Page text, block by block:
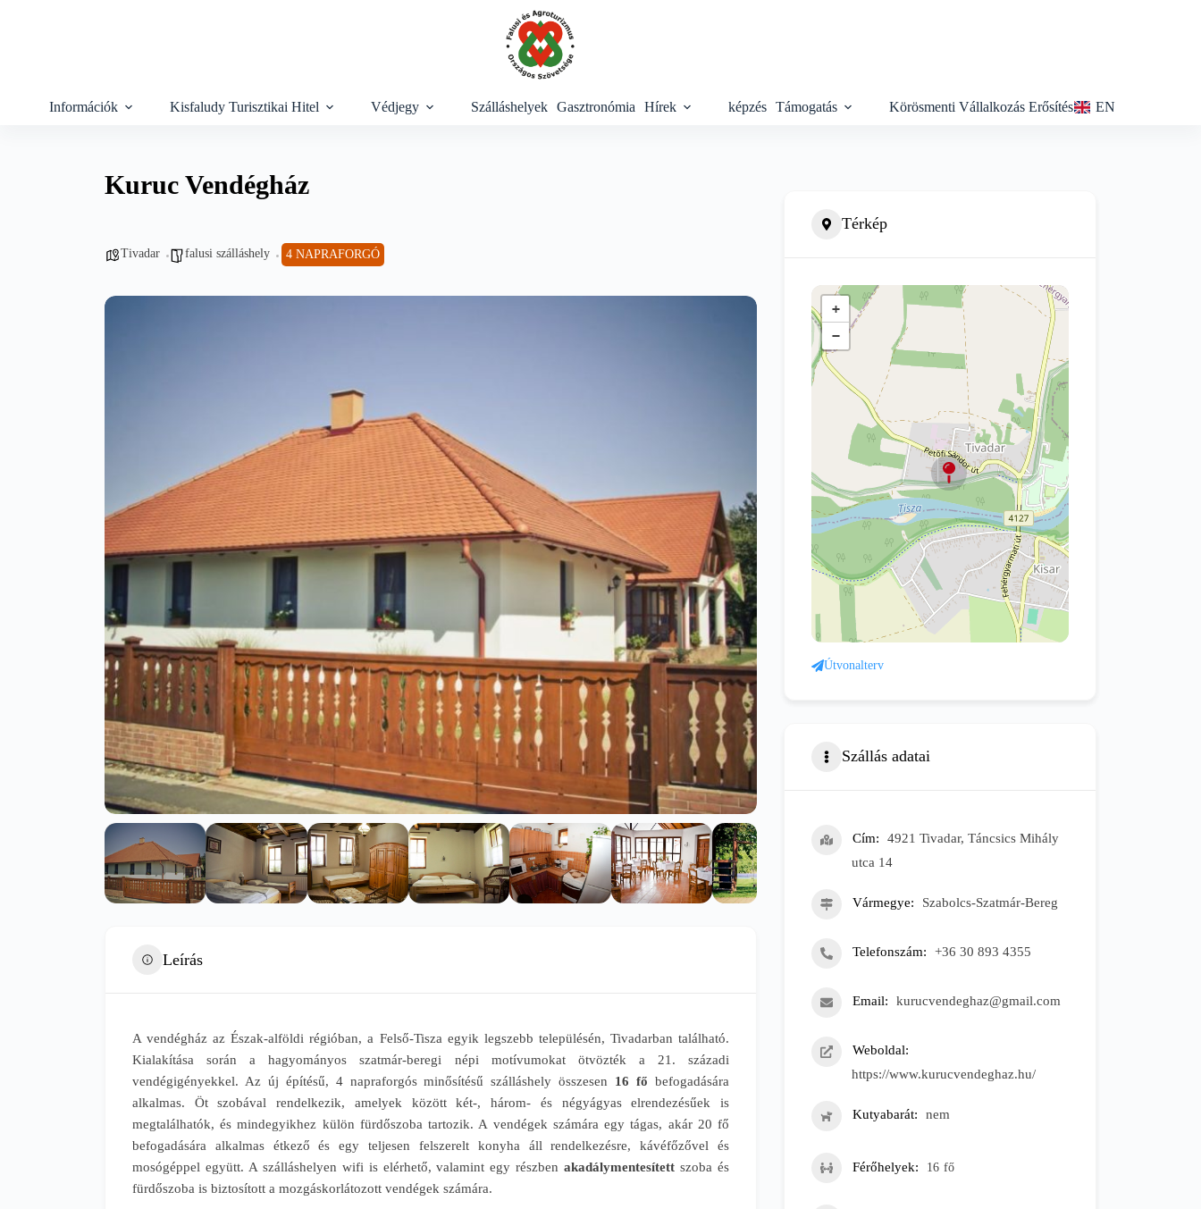
Információk Kisfaludy Turisztikai Hitel Védjegy Szálláshelyek Gasztronómia Hírek képzés Támogatás Körösmenti Vállalkozás Erősítés EN
Kuruc Vendégház
Tivadar falusi szálláshely 4 NAPRAFORGÓ
Leírás
A vendégház az Észak-alföldi régióban, a Felső-Tisza egyik legszebb településén, Tivadarban található.
Kialakítása során a hagyományos szatmár-beregi népi motívumokat ötvözték a 21. századi
vendégigényekkel. Az új építésű, 4 napraforgós minősítésű szálláshely összesen 16 fő befogadására
alkalmas. Öt szobával rendelkezik, amelyek között két-, három- és négyágyas elrendezésűek is
megtalálhatók, és mindegyikhez külön fürdőszoba tartozik. A vendégek számára egy tágas, akár 20 fő
befogadására alkalmas étkező és egy teljesen felszerelt konyha áll rendelkezésre, kávéfőzővel és
mosógéppel együtt. A szálláshelyen wifi is elérhető, valamint egy részben akadálymentesített szoba és
fürdőszoba is biztosított a mozgáskorlátozott vendégek számára.
Térkép
+
−
Útvonalterv
Szállás adatai
Cím
4921 Tivadar, Táncsics Mihály
utca 14
Vármegye Szabolcs-Szatmár-Bereg
Telefonszám +36 30 893 4355
Email kurucvendeghaz@gmail.com
Weboldal
https://www.kurucvendeghaz.hu/
Kutyabarát nem
Férőhelyek 16 fő